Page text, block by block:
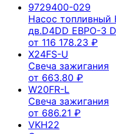
9729400-029
Насос топливный
дв.D4DD ЕВРО-3
от 116 178.23 ₽
X24FS-U
Свеча зажигания
от 663.80 ₽
W20FR-L
Свеча зажигания
от 686.21 ₽
VKH22